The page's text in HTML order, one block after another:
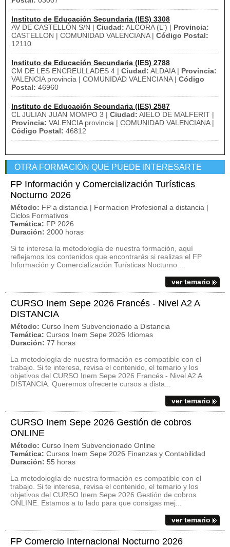
Instituto de Educación Secundaria (IES) 3308
AV DE CASTELLÓN S/N | Ciudad: ALCORA (L') | Provincia:
CASTELLON | COMUNIDAD VALENCIANA | Código Postal:
12110
Instituto de Educación Secundaria (IES) 2788
CM DE LES ENCREULLADES 4 | Ciudad: ALDAIA | Provincia:
VALENCIA provincia | COMUNIDAD VALENCIANA | Código
Postal: 46960
Instituto de Educación Secundaria (IES) 2587
CL JULIAN JUAN MOMPO 3 | Ciudad: AIELO DE MALFERIT |
Provincia: VALENCIA provincia | COMUNIDAD VALENCIANA |
Código Postal: 46812
OTRA FORMACIÓN QUE PUEDE INTERESARTE
FP Información y Comercialización Turísticas
Nocturno 2026
Método: FP a distancia | Formacion Profesional a distancia |
Ciclos Formativos
Temática: FP 2026
Duración: 2000 horas
Si te interesa la metodología de nuestra formación, aquí
reflejamos los contenidos que encontrarás si realizas el FP
Información y Comercialización Turísticas Nocturno ...
ver temario
CURSO Inem Sepe 2026 Francés - Nivel A2 A
DISTANCIA
Método: Curso Inem Subvencionado a Distancia
Temática: Cursos Inem Sepe 2026 Idiomas
Duración: 77 horas
La metodología de nuestra formación es compatible con el
trabajo. Si te interesa, revisa el contenido, el temario y los
objetivos del CURSO Inem Sepe 2026 Francés - Nivel A2 A
DISTANCIA. Queremos ofrecerte cursos a dista...
ver temario
CURSO Inem Sepe 2026 Gestión de cobros
ONLINE
Método: Curso Inem Subvencionado Online
Temática: Cursos Inem Sepe 2026 Finanzas y Contabilidad
Duración: 55 horas
La metodología de nuestra formación es compatible con el
trabajo. Si te interesa, revisa el contenido, el temario y los
objetivos del CURSO Inem Sepe 2026 Gestión de cobros
ONLINE. Estamos a tu lado para que consigas mej...
ver temario
FP Comercio Internacional Nocturno 2026